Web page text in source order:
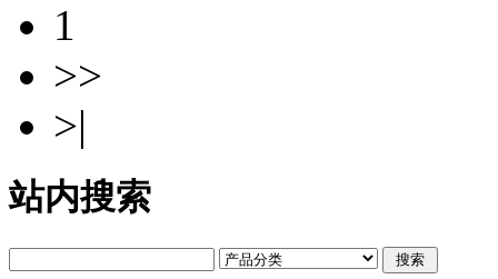
1
>>
>|
站内搜索